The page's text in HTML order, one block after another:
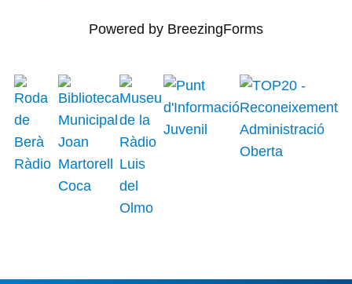
Powered by BreezingForms